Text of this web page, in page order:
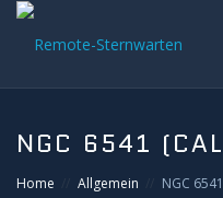
VDS-STERNWARTE
NGC 6541
Home Allgemein NGC